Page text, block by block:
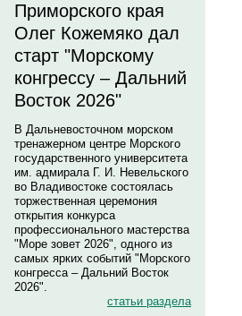
Приморского края
Олег Кожемяко дал
старт "Морскому
конгрессу – Дальний
Восток 2026"
В Дальневосточном морском
тренажерном центре Морского
государственного университета
им. адмирала Г. И. Невельского
во Владивостоке состоялась
торжественная церемония
открытия конкурса
профессионального мастерства
"Море зовет 2026", одного из
самых ярких событий "Морского
конгресса – Дальний Восток
2026".
статьи раздела